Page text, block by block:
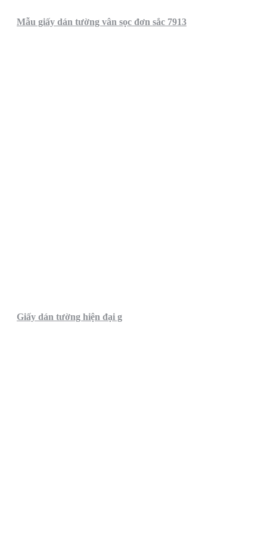
Mẫu giấy dán tường vân sọc đơn sắc 7913
Giấy dán tường hiện đại g